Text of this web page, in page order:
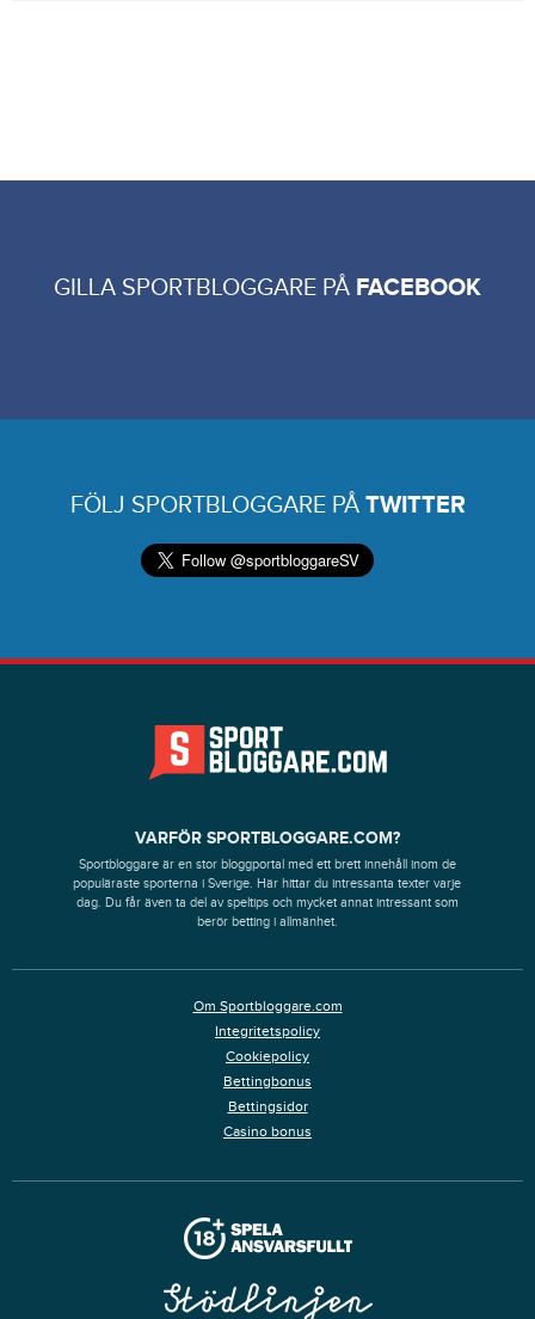
GILLA SPORTBLOGGARE PÅ FACEBOOK
FÖLJ SPORTBLOGGARE PÅ TWITTER
VARFÖR SPORTBLOGGARE.COM?
Sportbloggare är en stor bloggportal med ett brett innehåll inom de
populäraste sporterna i Sverige. Här hittar du intressanta texter varje
dag. Du får även ta del av speltips och mycket annat intressant som
berör betting i allmänhet.
Om Sportbloggare.com
Integritetspolicy
Cookiepolicy
Bettingbonus
Bettingsidor
Casino bonus